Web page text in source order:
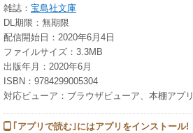
雑誌： 宝島社文庫
DL期限：無期限
配信開始日：2020年6月4日
ファイルサイズ：3.3MB
出版年月：2020年6月
ISBN：9784299005304
対応ビューア：ブラウザビューア、本棚アプリ
｢アプリで読む｣にはアプリをインストール!